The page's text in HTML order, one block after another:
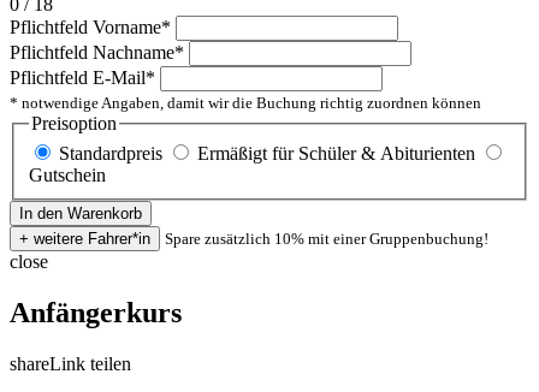
Pflichtfeld Vorname*
Pflichtfeld Nachname*
Pflichtfeld E-Mail*
* notwendige Angaben, damit wir die Buchung richtig zuordnen können
Preisoption
Standardpreis
Ermäßigt für Schüler & Abiturienten
Gutschein
Spare zusätzlich 10% mit einer Gruppenbuchung!
close
Anfängerkurs
shareLink teilen